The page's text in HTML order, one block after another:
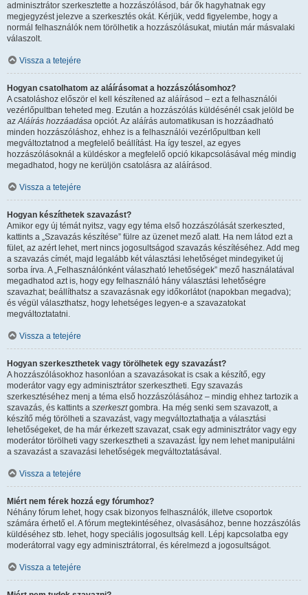
adminisztrátor szerkesztette a hozzászólásod, bár ők hagyhatnak egy
megjegyzést jelezve a szerkesztés okát. Kérjük, vedd figyelembe, hogy a
normál felhasználók nem törölhetik a hozzászólásukat, miután már másvalaki
válaszolt.
Vissza a tetejére
Hogyan csatolhatom az aláírásomat a hozzászólásomhoz?
A csatoláshoz először el kell készítened az aláírásod – ezt a felhasználói
vezérlőpultban teheted meg. Ezután a hozzászólás küldésénél csak jelöld be
azAláírás hozzáadása opciót. Az aláírás automatikusan is hozzáadható
minden hozzászóláshoz, ehhez is a felhasználói vezérlőpultban kell
megváltoztatnod a megfelelő beállítást. Ha így teszel, az egyes
hozzászólásoknál a küldéskor a megfelelő opció kikapcsolásával még mindig
megadhatod, hogy ne kerüljön csatolásra az aláírásod.
Vissza a tetejére
Hogyan készíthetek szavazást?
Amikor egy új témát nyitsz, vagy egy téma első hozzászólását szerkeszted,
kattints a „Szavazás készítése” fülre az üzenet mező alatt. Ha nem látod ezt a
fület, az azért lehet, mert nincs jogosultságod szavazás készítéséhez. Add meg
a szavazás címét, majd legalább két választási lehetőséget mindegyiket új
sorba írva. A „Felhasználónként válaszható lehetőségek” mező használatával
megadhatod azt is, hogy egy felhasználó hány választási lehetőségre
szavazhat; beállíthatsz a szavazásnak egy időkorlátot (napokban megadva);
és végül választhatsz, hogy lehetséges legyen-e a szavazatokat
megváltoztatatni.
Vissza a tetejére
Hogyan szerkeszthetek vagy törölhetek egy szavazást?
A hozzászólásokhoz hasonlóan a szavazásokat is csak a készítő, egy
moderátor vagy egy adminisztrátor szerkesztheti. Egy szavazás
szerkesztéséhez menj a téma első hozzászólásához – mindig ehhez tartozik a
szavazás, és kattints a szerkesztgombra. Ha még senki sem szavazott, a
készítő még törölheti a szavazást, vagy megváltoztathatja a választási
lehetőségeket, de ha már érkezett szavazat, csak egy adminisztrátor vagy egy
moderátor törölheti vagy szerkesztheti a szavazást. Így nem lehet manipulálni
a szavazást a szavazási lehetőségek megváltoztatásával.
Vissza a tetejére
Miért nem férek hozzá egy fórumhoz?
Néhány fórum lehet, hogy csak bizonyos felhasználók, illetve csoportok
számára érhető el. A fórum megtekintéséhez, olvasásához, benne hozzászólás
küldéséhez stb. lehet, hogy speciális jogosultság kell. Lépj kapcsolatba egy
moderátorral vagy egy adminisztrátorral, és kérelmezd a jogosultságot.
Vissza a tetejére